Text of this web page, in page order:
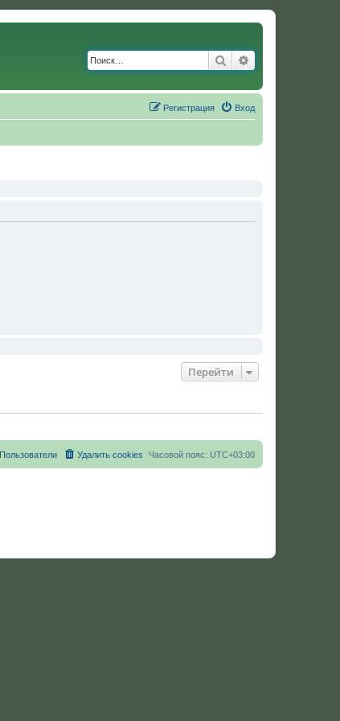
Поиск
Вход
Регистрация
Перейти
Часовой пояс: UTC+03:00
Удалить cookies
Пользователи